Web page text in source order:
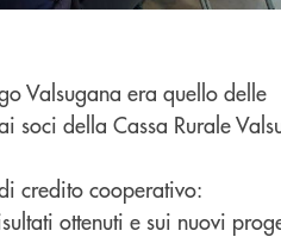
Valsugana era quello delle
soci della Cassa Rurale
credito cooperativo:
ottenuti e sui nuovi